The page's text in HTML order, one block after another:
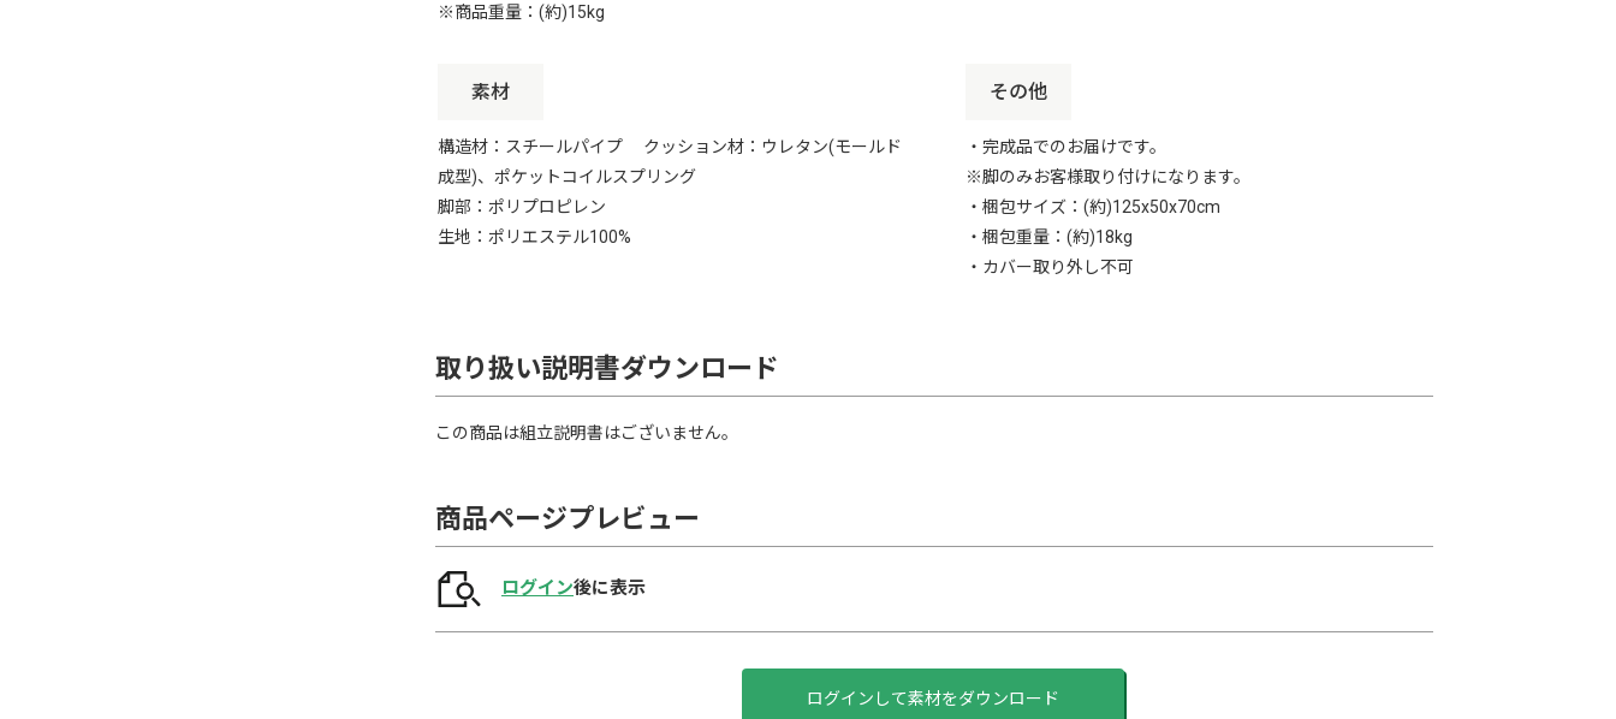
※商品重量：(約)15kg
素材
構造材：スチールパイプ クッション材：ウレタン(モールド
成型)、ポケットコイルスプリング
脚部：ポリプロピレン
生地：ポリエステル100%
その他
・完成品でのお届けです。
※脚のみお客様取り付けになります。
・梱包サイズ：(約)125x50x70cm
・梱包重量：(約)18kg
・カバー取り外し不可
取り扱い説明書ダウンロード
この商品は組立説明書はございません。
商品ページプレビュー
ログイン後に表示
ログインして素材をダウンロード